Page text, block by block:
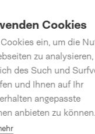
Cookies
ein, um die
zu analysieren,
des Such und
und Ihnen auf Ihr
angepasste
anbieten zu können.